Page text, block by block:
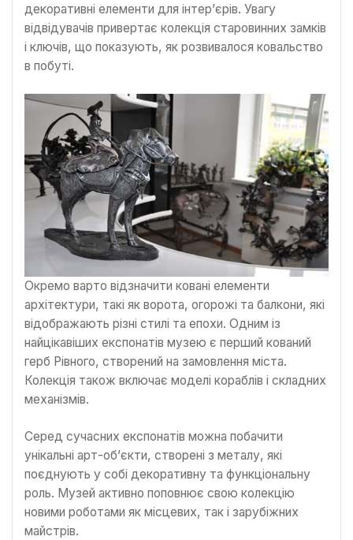
декоративні елементи для інтер’єрів. Увагу
відвідувачів привертає колекція старовинних замків
і ключів, що показують, як розвивалося ковальство
в побуті.
Окремо варто відзначити ковані елементи
архітектури, такі як ворота, огорожі та балкони, які
відображають різні стилі та епохи. Одним із
найцікавіших експонатів музею є перший кований
герб Рівного, створений на замовлення міста.
Колекція також включає моделі кораблів і складних
механізмів.
Серед сучасних експонатів можна побачити
унікальні арт-об’єкти, створені з металу, які
поєднують у собі декоративну та функціональну
роль. Музей активно поповнює свою колекцію
новими роботами як місцевих, так і зарубіжних
майстрів.